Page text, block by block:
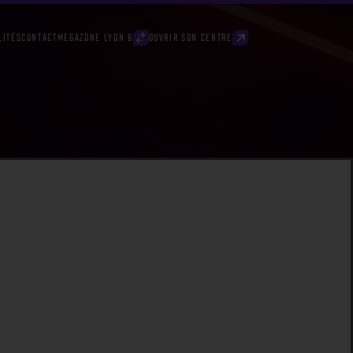
CONTACTMEGAZONE LYON 6 OUVRIR SON CENTRE